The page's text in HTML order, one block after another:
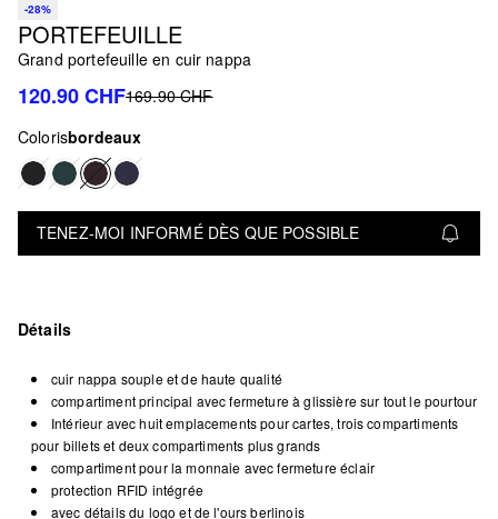
-28%
PORTEFEUILLE
Grand portefeuille en cuir nappa
120.90 CHF169.90 CHF
Colorisbordeaux
TENEZ-MOI INFORMÉ DÈS QUE POSSIBLE
Détails
cuir nappa souple et de haute qualité
compartiment principal avec fermeture à glissière sur tout le pourtour
Intérieur avec huit emplacements pour cartes, trois compartiments
pour billets et deux compartiments plus grands
compartiment pour la monnaie avec fermeture éclair
protection RFID intégrée
avec détails du logo et de l'ours berlinois